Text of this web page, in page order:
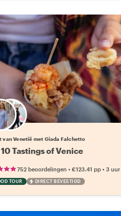
9 andere locals beschikbaar
van Venetië met Giada Falchetto
Tastings of Venice
752 beoordelingen • €123.41 pp • 3 uur
TOUR DIRECT BEVESTIGD